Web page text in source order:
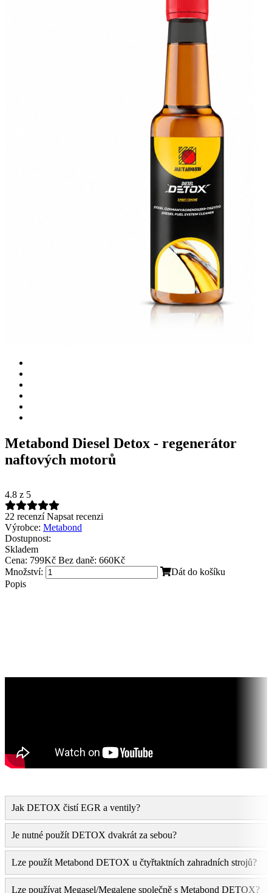
Metabond Diesel Detox - regenerátor
naftových motorů
4.8 z 5
22 recenzí Napsat recenzi
Výrobce: Metabond
Dostupnost:
Skladem
Cena: 799Kč Bez daně: 660Kč
Množství:
Dát do košíku
Popis
Jak DETOX čistí EGR a ventily?
Je nutné použít DETOX dvakrát za sebou?
Lze použít Metabond DETOX u čtyřtaktních zahradních strojů?
Lze používat Megasel/Megalene společně s Metabond DETOX?